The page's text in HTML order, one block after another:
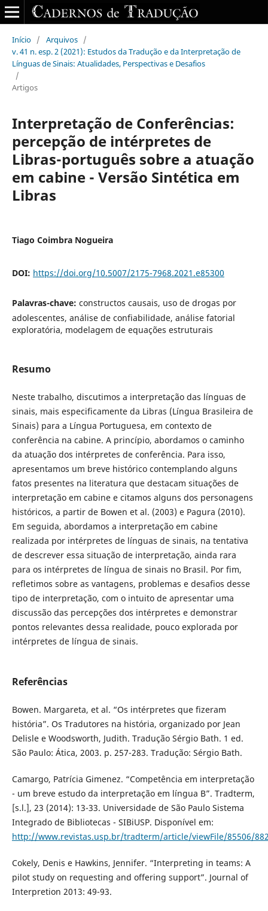
Início / Arquivos /
v. 41 n. esp. 2 (2021): Estudos da Tradução e da Interpretação de
Línguas de Sinais: Atualidades, Perspectivas e Desafios
/
Artigos
Interpretação de Conferências:
percepção de intérpretes de
Libras-português sobre a atuação
em cabine - Versão Sintética em
Libras
Tiago Coimbra Nogueira
DOI: https://doi.org/10.5007/2175-7968.2021.e85300
Palavras-chave: constructos causais, uso de drogas por
adolescentes, análise de confiabilidade, análise fatorial
exploratória, modelagem de equações estruturais
Resumo
Neste trabalho, discutimos a interpretação das línguas de
sinais, mais especificamente da Libras (Língua Brasileira de
Sinais) para a Língua Portuguesa, em contexto de
conferência na cabine. A princípio, abordamos o caminho
da atuação dos intérpretes de conferência. Para isso,
apresentamos um breve histórico contemplando alguns
fatos presentes na literatura que destacam situações de
interpretação em cabine e citamos alguns dos personagens
históricos, a partir de Bowen et al. (2003) e Pagura (2010).
Em seguida, abordamos a interpretação em cabine
realizada por intérpretes de línguas de sinais, na tentativa
de descrever essa situação de interpretação, ainda rara
para os intérpretes de língua de sinais no Brasil. Por fim,
refletimos sobre as vantagens, problemas e desafios desse
tipo de interpretação, com o intuito de apresentar uma
discussão das percepções dos intérpretes e demonstrar
pontos relevantes dessa realidade, pouco explorada por
intérpretes de língua de sinais.
Referências
Bowen. Margareta, et al. “Os intérpretes que fizeram
história”. Os Tradutores na história, organizado por Jean
Delisle e Woodsworth, Judith. Tradução Sérgio Bath. 1 ed.
São Paulo: Ática, 2003. p. 257-283. Tradução: Sérgio Bath.
Camargo, Patrícia Gimenez. “Competência em interpretação
- um breve estudo da interpretação em língua B”. Tradterm,
[s.l.], 23 (2014): 13-33. Universidade de São Paulo Sistema
Integrado de Bibliotecas - SIBiUSP. Disponível em:
http://www.revistas.usp.br/tradterm/article/viewFile/85506/
Cokely, Denis e Hawkins, Jennifer. “Interpreting in teams: A
pilot study on requesting and offering support”. Journal of
Interpretion 2013: 49-93.